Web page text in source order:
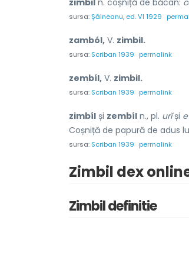
sursa:Șăineanu, ed. VI 1929
zamból, V. zimbil.
sursa: Scriban 1939 permalink
zembíl, V. zimbil.
sursa: Scriban 1939 permalink
zimbíl și zembíl n., pl. urĭși e
Coșniță de papură de adus
sursa: Scriban 1939 permalink
Zimbil dex
Zimbil definitie